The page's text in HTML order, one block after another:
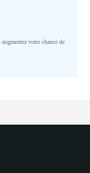
votre chance de